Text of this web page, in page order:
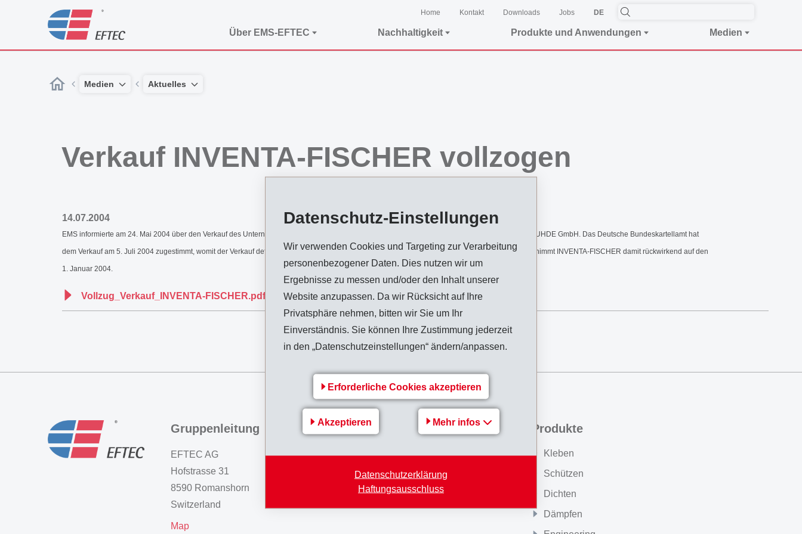
Datenschutz-Einstellungen
Wir verwenden Cookies und Targeting zur Verarbeitung
personenbezogener Daten. Dies nutzen wir um
Ergebnisse zu messen und/oder den Inhalt unserer
Website anzupassen. Da wir Rücksicht auf Ihre
Privatsphäre nehmen, bitten wir Sie um Ihr
Einverständnis. Sie können Ihre Zustimmung jederzeit
in den „Datenschutzeinstellungen“ ändern/anpassen.
Erforderliche Cookies akzeptieren
Akzeptieren Mehr infos
Datenschutzerklärung
Haftungsausschluss
Home Kontakt Downloads Jobs DE
Über EMS-EFTEC Nachhaltigkeit Produkte und Anwendungen Medien
Medien Aktuelles
Verkauf INVENTA-FISCHER vollzogen
14.07.2004
EMS informierte am 24. Mai 2004 über den Verkauf des Unternehmensbereiches INVENTA-FISCHER an das deutsche Anlagenbau-Unternehmen UHDE GmbH. Das Deutsche Bundeskartellamt hat
dem Verkauf am 5. Juli 2004 zugestimmt, womit der Verkauf definitiv geworden ist. Die Eigentumsübertragung hat heute stattgefunden. UHDE übernimmt INVENTA-FISCHER damit rückwirkend auf den
1. Januar 2004.
Vollzug_Verkauf_INVENTA-FISCHER.pdf
Zurück zur Übersicht
Gruppenleitung
EFTEC AG
Hofstrasse 31
8590 Romanshorn
Switzerland
Map
EMS-Gruppe
EMS-Gruppe
EMS-GRIVORY
EMS-GRILTECH
Produkte
Kleben
Schützen
Dichten
Dämpfen